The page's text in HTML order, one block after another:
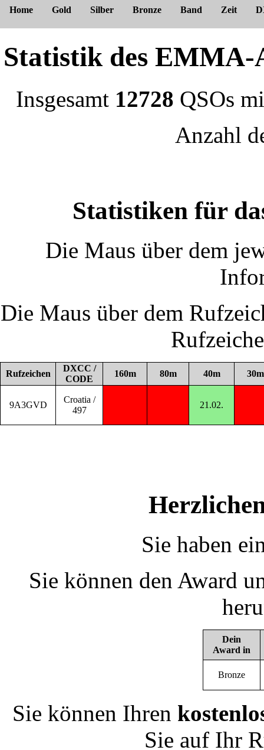
Home Gold Silber Bronze Band Zeit
Statistik des
Insgesamt 12728 QSOs
Anzahl
Statistiken für
Die Maus über dem
Die Maus über dem
Rufzeichen
DXCC /
CODE
160m 80m 40m 30m
9A3GVD
Croatia /
497
21.02.
Sie haben
Sie können den Award
Dein
Award in
Bronze
Sie können Ihren
Sie auf Ihr